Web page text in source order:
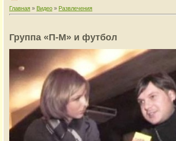
Комарова
Главная » Видео » Развлечения
Группа «П-М» и футбол